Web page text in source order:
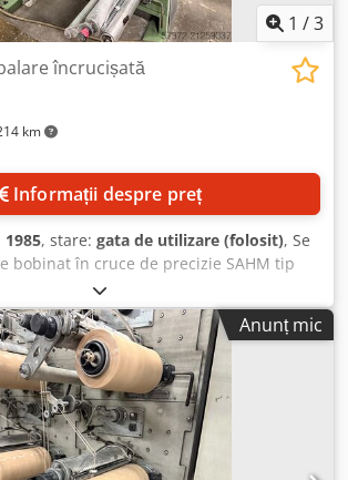
1 /3
km
încrucișată
Informații despre preț
1985, stare: gata de utilizare (folosit), Se
bobinat în cruce de precizie SAHM tip
1985 și 1998. Fiecare mașină dispune de
192 poziții, plus 10 capete de rezervă
total 202 poziții. Cursa transversală: 13
mm. Diametrul arborelui de tensionare
3 1/4 inch, aprox. 82,5 mm. Vizionarea
programare. Mașinile nu se află în
Hclox Alwea
Anunț mic